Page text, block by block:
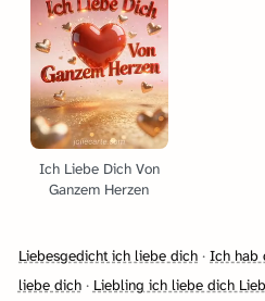
Ich Liebe Dich Von
Ganzem Herzen
Liebesgedicht ich liebe dich · Ich hab
liebe dich· Liebling ich liebe dich